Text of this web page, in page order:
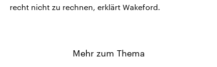
recht nicht zu rechnen, erklärt Wakeford.
Mehr zum Thema